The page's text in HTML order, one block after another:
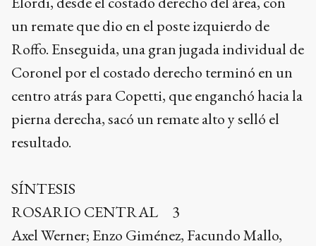
un remate que dio en el poste izquierdo de
Roffo. Enseguida, una gran jugada individual de
Coronel por el costado derecho terminó en un
centro atrás para Copetti, que enganchó hacia la
pierna derecha, sacó un remate alto y selló el
resultado.
SÍNTESIS
ROSARIO CENTRAL 3
Axel Werner; Enzo Giménez, Facundo Mallo,